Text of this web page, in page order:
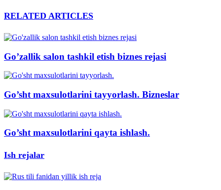
RELATED ARTICLES
Go’zallik salon tashkil etish biznes rejasi
Go’sht maxsulotlarini tayyorlash. Bizneslar
Go’sht maxsulotlarini qayta ishlash.
Ish rejalar